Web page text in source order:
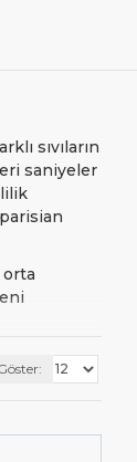
sıvıların
saniyeler
orta
camdan
daha